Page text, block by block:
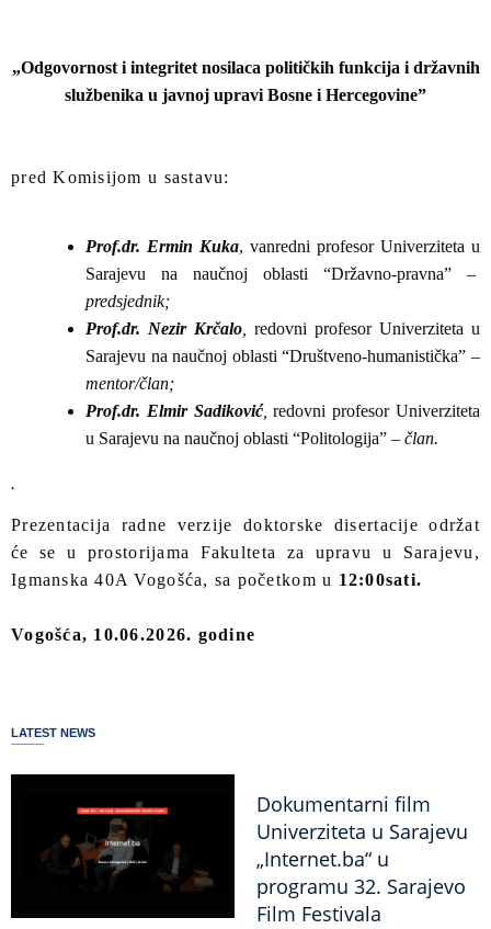
„Odgovornost i integritet nosilaca političkih funkcija i državnih
službenika u javnoj upravi Bosne i Hercegovine”
pred Komisijom u sastavu:
Prof.dr. Ermin Kuka, vanredni profesor Univerziteta u
Sarajevu na naučnoj oblasti “Državno-pravna” –
predsjednik;
Prof.dr. Nezir Krčalo
redovni profesor Univerziteta u
Sarajevu na naučnoj oblasti “Društveno-humanistička” –
mentor/član;
Prof.dr. Elmir Sadiković,redovni profesor Univerziteta
u Sarajevu na naučnoj oblasti “Politologija” – član.
.
Prezentacija radne verzije doktorske disertacije održat
će se u prostorijama Fakulteta za upravu u Sarajevu,
Igmanska 40A Vogošća, sa početkom u 12:00sati.
Vogošća, 10.06.2026. godine
LATEST NEWS
Dokumentarni film
Univerziteta u Sarajevu
„Internet.ba“ u
programu 32. Sarajevo
Film Festivala